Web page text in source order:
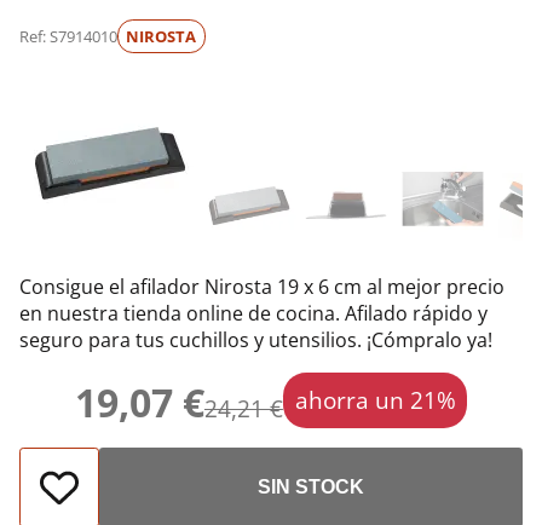
Ref: S7914010 NIROSTA
Consigue el afilador Nirosta 19 x 6 cm al mejor precio
en nuestra tienda online de cocina. Afilado rápido y
seguro para tus cuchillos y utensilios. ¡Cómpralo ya!
19,07 €24,21 € ahorra un 21%
SIN STOCK